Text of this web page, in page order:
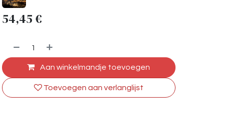
54,45€
Aan winkelmandje toevoegen
Toevoegen aan verlanglijst